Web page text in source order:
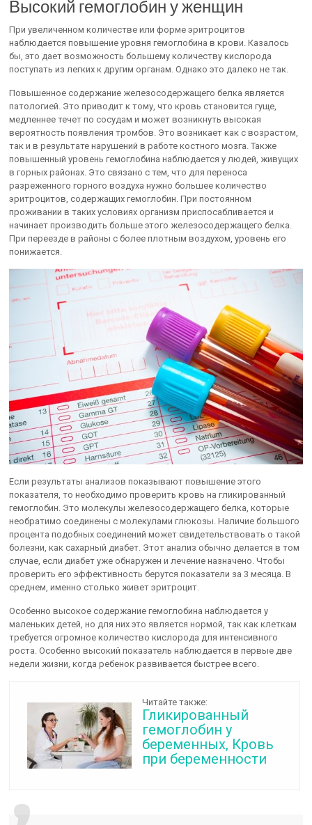
Высокий гемоглобин у женщин
При увеличенном количестве или форме эритроцитов
наблюдается повышение уровня гемоглобина в крови. Казалось
бы, это дает возможность большему количеству кислорода
поступать из легких к другим органам. Однако это далеко не так.
Повышенное содержание железосодержащего белка является
патологией. Это приводит к тому, что кровь становится гуще,
медленнее течет по сосудам и может возникнуть высокая
вероятность появления тромбов. Это возникает как с возрастом,
так и в результате нарушений в работе костного мозга. Также
повышенный уровень гемоглобина наблюдается у людей, живущих
в горных районах. Это связано с тем, что для переноса
разреженного горного воздуха нужно большее количество
эритроцитов, содержащих гемоглобин. При постоянном
проживании в таких условиях организм приспосабливается и
начинает производить больше этого железосодержащего белка.
При переезде в районы с более плотным воздухом, уровень его
понижается.
Если результаты анализов показывают повышение этого
показателя, то необходимо проверить кровь на гликированный
гемоглобин. Это молекулы железосодержащего белка, которые
необратимо соединены с молекулами глюкозы. Наличие большого
процента подобных соединений может свидетельствовать о такой
болезни, как сахарный диабет. Этот анализ обычно делается в том
случае, если диабет уже обнаружен и лечение назначено. Чтобы
проверить его эффективность берутся показатели за 3 месяца. В
среднем, именно столько живет эритроцит.
Особенно высокое содержание гемоглобина наблюдается у
маленьких детей, но для них это является нормой, так как клеткам
требуется огромное количество кислорода для интенсивного
роста. Особенно высокий показатель наблюдается в первые две
недели жизни, когда ребенок развивается быстрее всего.
Читайте также:
Гликированный
гемоглобин у
беременных, Кровь
при беременности